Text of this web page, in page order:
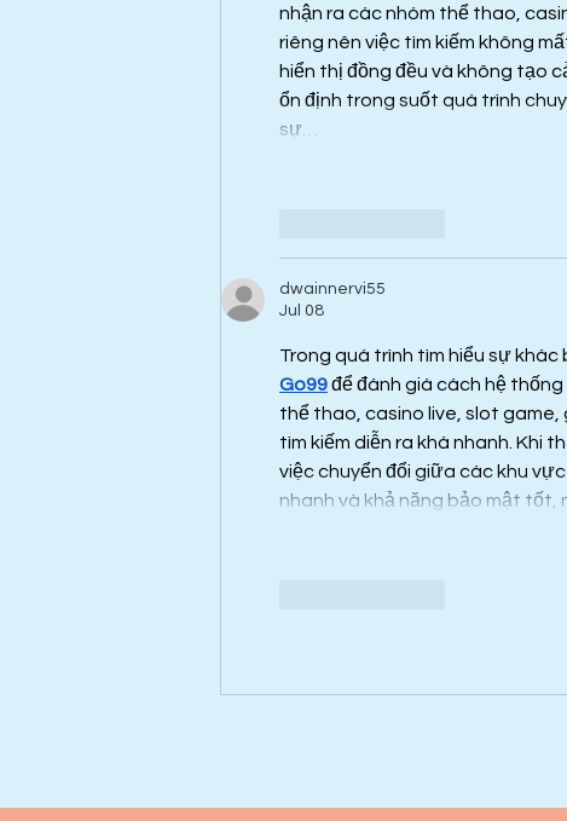
nhận ra các nhóm thể thao,
riêng nên việc tìm kiếm không
hiển thị đồng đều và không tạo
ổn định trong suốt quá trình
sự…
dwainnervi55
Jul 08
Trong quá trình tìm hiểu sự
Go99 để đánh giá cách hệ
thể thao, casino live, slot game,
tìm kiếm diễn ra khá nhanh. Khi
việc chuyển đổi giữa các khu
nhanh và khả năng bảo mật tốt,